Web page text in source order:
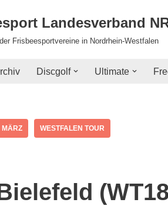
Landesverband
Frisbeesportvereine in Nordrhein-Westfalen
Discgolf Ultimate
MÄRZ WESTFALEN TOUR